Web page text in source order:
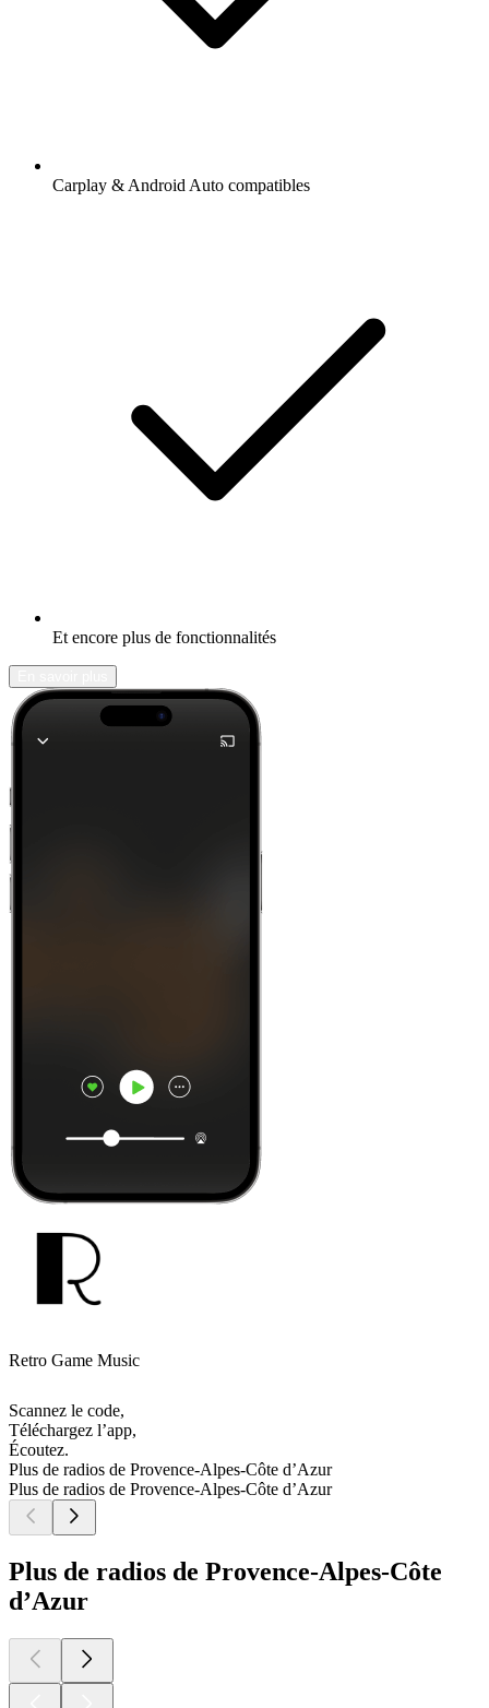
Carplay & Android Auto compatibles
Et encore plus de fonctionnalités
Retro Game Music
Scannez le code,
Téléchargez l’app,
Écoutez.
Plus de radios de Provence-Alpes-Côte d’Azur
Plus de radios de Provence-Alpes-Côte d’Azur
Plus de radios de Provence-Alpes-Côte
d’Azur